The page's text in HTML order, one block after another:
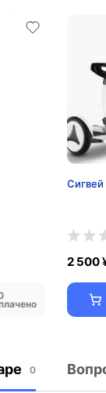
Сигвей
2 500
0